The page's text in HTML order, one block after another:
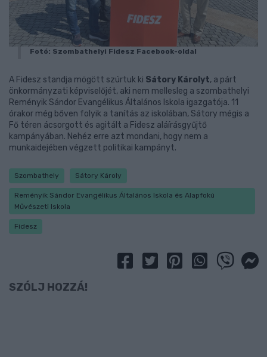
Fotó: Szombathelyi Fidesz Facebook-oldal
A Fidesz standja mögött szúrtuk ki Sátory Károlyt, a párt
önkormányzati képviselőjét, aki nem mellesleg a szombathelyi
Reményik Sándor Evangélikus Általános Iskola igazgatója. 11
órakor még bőven folyik a tanítás az iskolában, Sátory mégis a
Fő téren ácsorgott és agitált a Fidesz aláírásgyűjtő
kampányában. Nehéz erre azt mondani, hogy nem a
munkaidejében végzett politikai kampányt.
Szombathely Sátory Károly
Reményik Sándor Evangélikus Általános Iskola és Alapfokú
Művészeti Iskola
Fidesz
SZÓLJ HOZZÁ!